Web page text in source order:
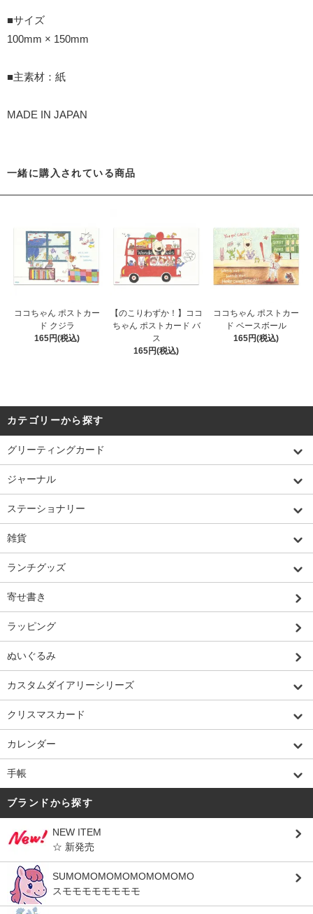
■サイズ
100mm × 150mm
■主素材：紙
MADE IN JAPAN
一緒に購入されている商品
ココちゃん ポストカー
ド クジラ
165円(税込)
【のこりわずか！】ココ
ちゃん ポストカード バ
ス
165円(税込)
ココちゃん ポストカー
ド ベースボール
165円(税込)
カテゴリーから探す
グリーティングカード
ジャーナル
ステーショナリー
雑貨
ランチグッズ
寄せ書き
ラッピング
ぬいぐるみ
カスタムダイアリーシリーズ
クリスマスカード
カレンダー
手帳
ブランドから探す
NEW ITEM
☆ 新発売
SUMOMOMOMOMOMOMOMO
スモモモモモモモモ